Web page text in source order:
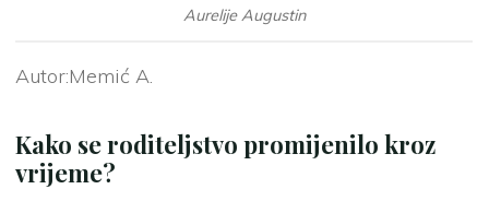
Aurelije Augustin
Autor:Memić A.
Kako se roditeljstvo promijenilo kroz
vrijeme?